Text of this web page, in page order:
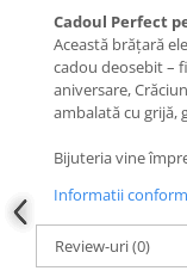
Cadoul Perfect
Această brățară
cadou deosebit –
aniversare,
ambalată cu grijă,
Bijuteria vine
Informatii
Review-uri(0)